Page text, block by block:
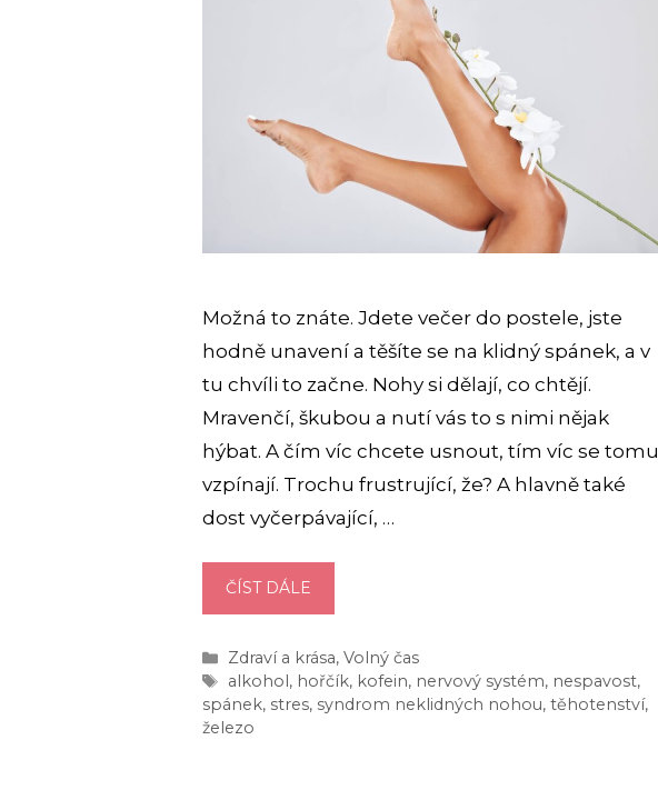
Možná to znáte. Jdete večer do postele, jste
hodně unavení a těšíte se na klidný spánek, a v
tu chvíli to začne. Nohy si dělají, co chtějí.
Mravenčí, škubou a nutí vás to s nimi nějak
hýbat. A čím víc chcete usnout, tím víc se tomu
vzpínají. Trochu frustrující, že? A hlavně také
dost vyčerpávající, …
ČÍST DÁLE
NEKLIDNÝCH
(PŘÍZNAKY):
NEVINNÝ
Rubriky
Zdraví a krása,Volný čas
Štítky
alkohol, hořčík, kofein, nervový systém, nespavost,
spánek, stres, syndrom neklidných nohou, těhotenství,
železo